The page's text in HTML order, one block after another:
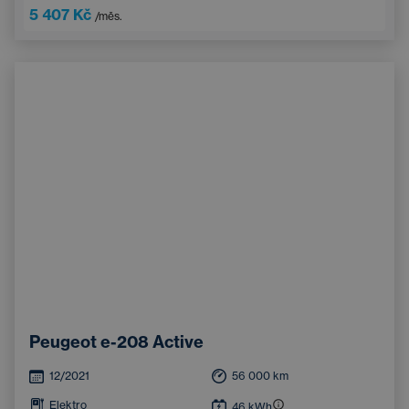
5 407 Kč /měs.
Peugeot e-208 Active
12/2021 56 000 km
Elektro